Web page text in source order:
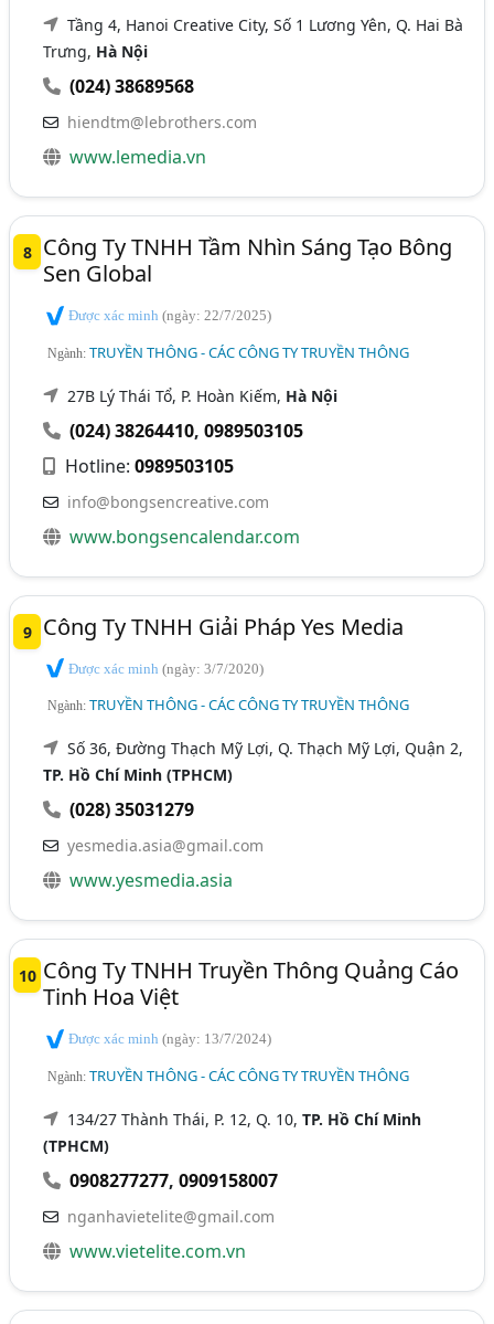
Tầng 4, Hanoi Creative City, Số 1 Lương Yên, Q. Hai Bà
Trưng, Hà Nội
(024) 38689568
hiendtm@lebrothers.com
www.lemedia.vn
8
Công Ty TNHH Tầm Nhìn Sáng Tạo Bông
Sen Global
Được xác minh(ngày: 22/7/2025)
Ngành:TRUYỀN THÔNG - CÁC CÔNG TY TRUYỀN THÔNG
27B Lý Thái Tổ, P. Hoàn Kiếm, Hà Nội
(024) 38264410,0989503105
Hotline:0989503105
info@bongsencreative.com
www.bongsencalendar.com
9 Công Ty TNHH Giải Pháp Yes Media
Được xác minh(ngày: 3/7/2020)
Ngành:TRUYỀN THÔNG - CÁC CÔNG TY TRUYỀN THÔNG
Số 36, Đường Thạch Mỹ Lợi, Q. Thạch Mỹ Lợi, Quận 2,
TP. Hồ Chí Minh (TPHCM)
(028) 35031279
yesmedia.asia@gmail.com
www.yesmedia.asia
10 Công Ty TNHH Truyền Thông Quảng Cáo
Tinh Hoa Việt
Được xác minh(ngày: 13/7/2024)
Ngành:TRUYỀN THÔNG - CÁC CÔNG TY TRUYỀN THÔNG
134/27 Thành Thái, P. 12, Q. 10,TP. Hồ Chí Minh
(TPHCM)
0908277277,0909158007
nganhavietelite@gmail.com
www.vietelite.com.vn